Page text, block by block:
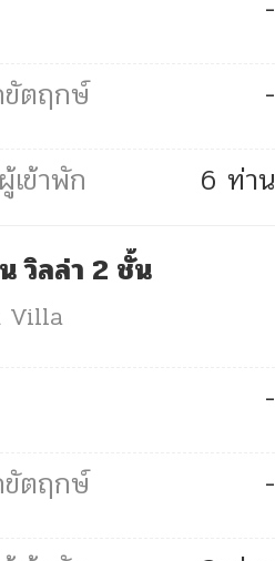
-
-
6 ท่าน
วิลล่า 2 ชั้น
Villa
-
-